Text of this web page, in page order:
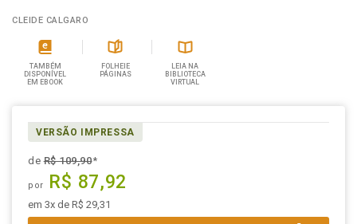
CLEIDE CALGARO
TAMBÉM
DISPONÍVEL
EM EBOOK
FOLHEIE
PÁGINAS
LEIA NA
BIBLIOTECA
VIRTUAL
VERSÃO IMPRESSA
deR$ 109,90*
por R$ 87,92
em 3x de R$ 29,31